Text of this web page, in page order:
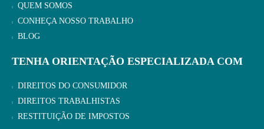
QUEM SOMOS
CONHEÇA NOSSO TRABALHO
BLOG
TENHA ORIENTAÇÃO ESPECIALIZADA COM
DIREITOS DO CONSUMIDOR
DIREITOS TRABALHISTAS
RESTITUIÇÃO DE IMPOSTOS